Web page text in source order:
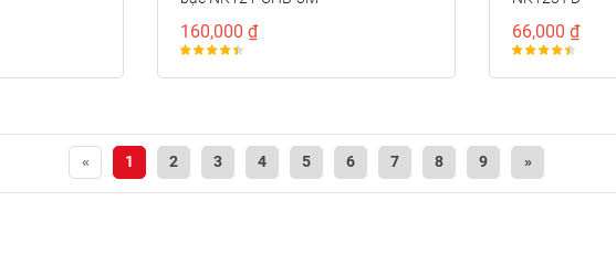
160,000 ₫ 66,000 ₫
« 1 2 3 4 5 6 7 8 9 »